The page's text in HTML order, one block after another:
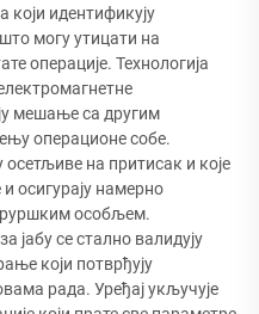
идентификују
могу утицати на
операције. Технологија
мешање са другим
операционе собе.
на притисак и које
осигурају намерно
особљем.
јабу се стално валидују
који потврђују
рада. Уређај укључује